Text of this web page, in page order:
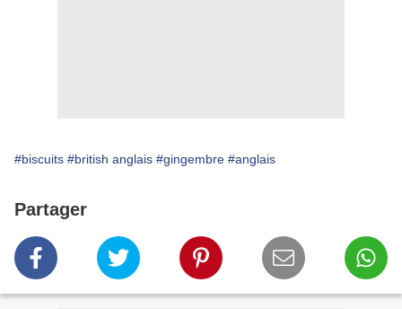
#biscuits #british anglais #gingembre #anglais
Partager